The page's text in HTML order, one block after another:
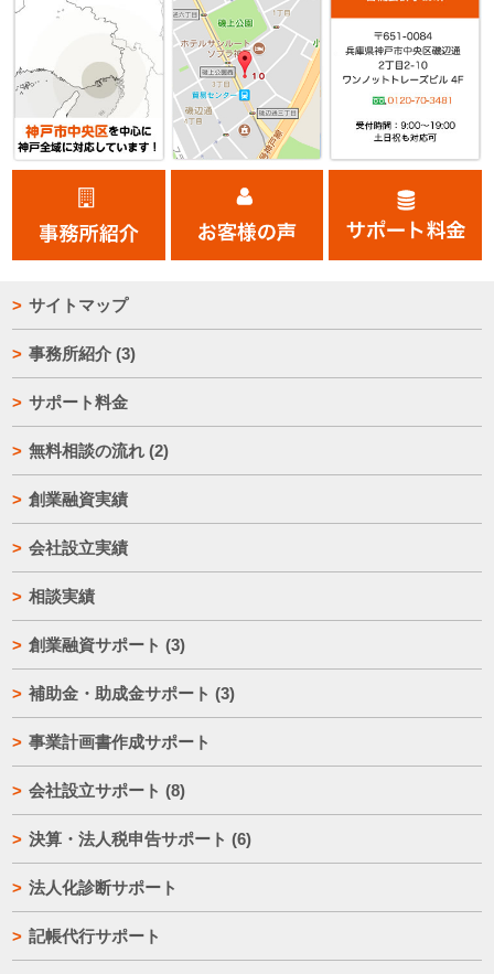
サイトマップ
事務所紹介 (3)
サポート料金
無料相談の流れ (2)
創業融資実績
会社設立実績
相談実績
創業融資サポート (3)
補助金・助成金サポート (3)
事業計画書作成サポート
会社設立サポート (8)
決算・法人税申告サポート (6)
法人化診断サポート
記帳代行サポート